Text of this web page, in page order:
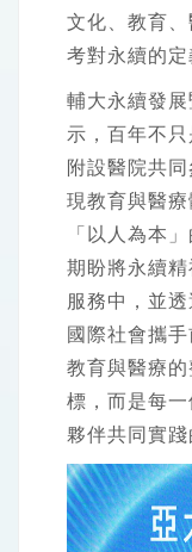
文化、教育
考對永續的定
輔大永續發
示，百年不
附設醫院共
現教育與醫
「以人為本
期盼將永續
服務中，並
國際社會攜
教育與醫療
標，而是每
夥伴共同實踐